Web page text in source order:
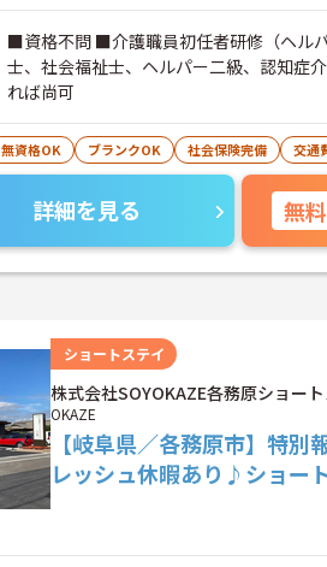
■資格不問 ■介護職員初任者研修（ヘル
士、社会福祉士、ヘルパー二級、認知症
れば尚可
無資格OK ブランクOK 社会保険完備 交通
詳細を見る 無料
ショートステイ
株式会社SOYOKAZE各務原ショー
OKAZE
【岐阜県／各務原市】特
レッシュ休暇あり♪ショー